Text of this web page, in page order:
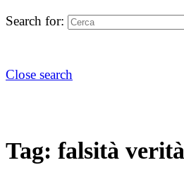
Search for:
Close search
Tag: falsità verità